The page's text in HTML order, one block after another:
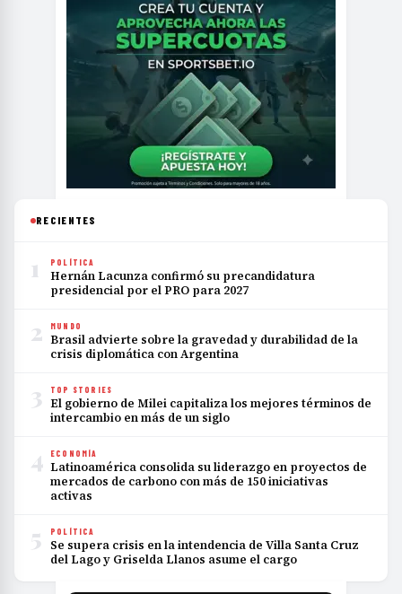
RECIENTES
1 POLÍTICA
Hernán Lacunza confirmó su precandidatura
presidencial por el PRO para 2027
2 MUNDO
Brasil advierte sobre la gravedad y durabilidad de la
crisis diplomática con Argentina
3 TOP STORIES
El gobierno de Milei capitaliza los mejores términos de
intercambio en más de un siglo
4 ECONOMÍA
Latinoamérica consolida su liderazgo en proyectos de
mercados de carbono con más de 150 iniciativas
activas
5 POLÍTICA
Se supera crisis en la intendencia de Villa Santa Cruz
del Lago y Griselda Llanos asume el cargo